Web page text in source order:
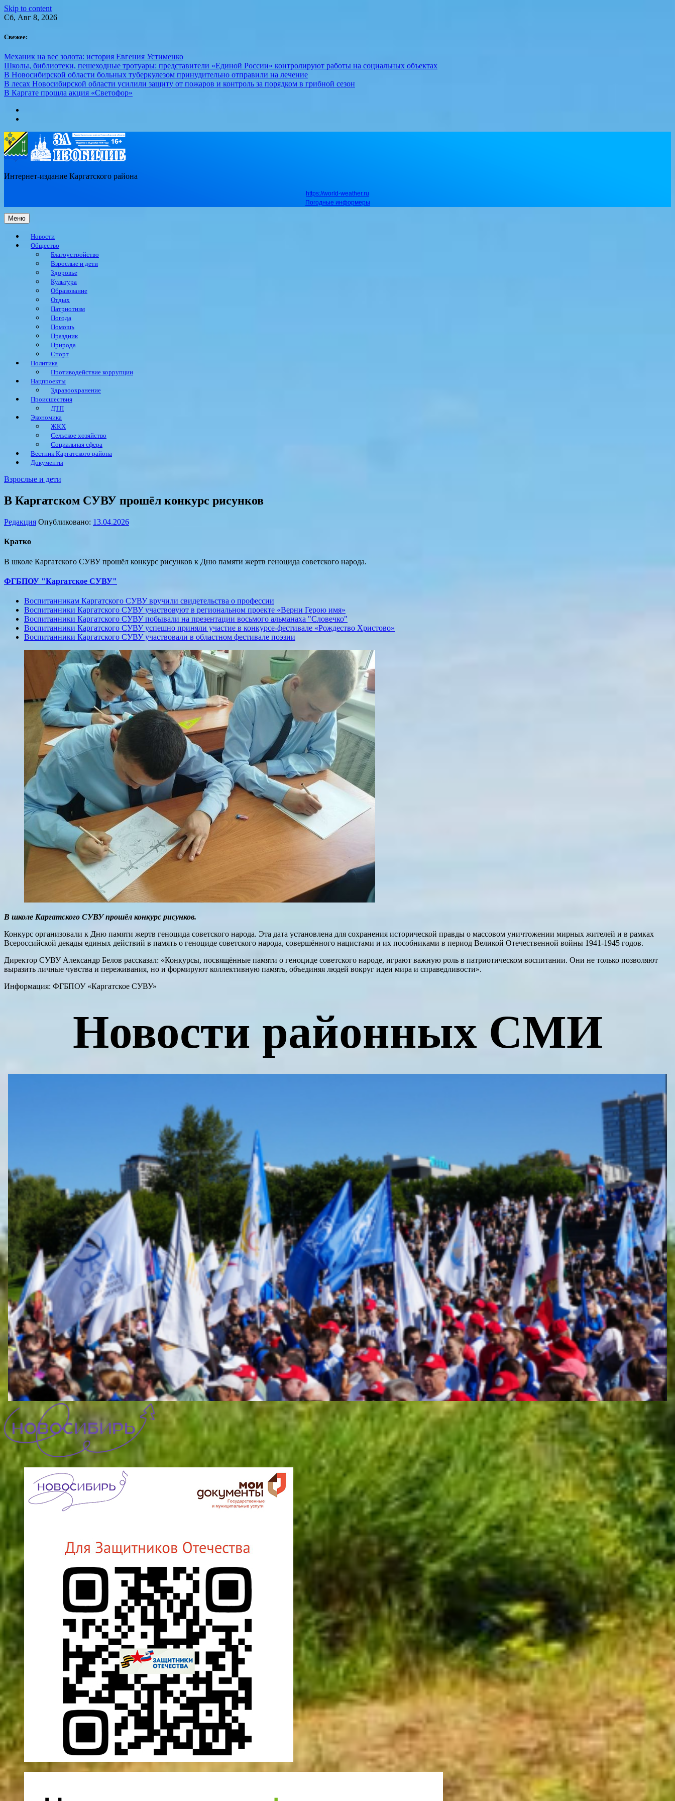
Skip to content
Сб, Авг 8, 2026
Свежее:
Механик на вес золота: история Евгения Устименко
Школы, библиотеки, пешеходные тротуары: представители «Единой России» контролируют работы на социальных объектах
В Новосибирской области больных туберкулезом принудительно отправили на лечение
В лесах Новосибирской области усилили защиту от пожаров и контроль за порядком в грибной сезон
В Каргате прошла акция «Светофор»
Интернет-издание Каргатского района
https://world-weather.ru
Погодные информеры
Меню
Новости
Общество
Благоустройство
Взрослые и дети
Здоровье
Культура
Образование
Отдых
Патриотизм
Погода
Помощь
Праздник
Природа
Спорт
Политика
Противодействие коррупции
Нацпроекты
Здравоохранение
Происшествия
ДТП
Экономика
ЖКХ
Сельское хозяйство
Социальная сфера
Вестник Каргатского района
Документы
Взрослые и дети
В Каргатском СУВУ прошёл конкурс рисунков
Редакция Опубликовано: 13.04.2026
Кратко
В школе Каргатского СУВУ прошёл конкурс рисунков к Дню памяти жертв геноцида советского народа.
ФГБПОУ "Каргатское СУВУ"
Воспитанникам Каргатского СУВУ вручили свидетельства о профессии
Воспитанники Каргатского СУВУ участвовуют в региональном проекте «Верни Герою имя»
Воспитанники Каргатского СУВУ побывали на презентации восьмого альманаха "Словечко"
Воспитанники Каргатского СУВУ успешно приняли участие в конкурсе-фестивале «Рождество Христово»
Воспитанники Каргатского СУВУ участвовали в областном фестивале поэзии
В школе Каргатского СУВУ прошёл конкурс рисунков.
Конкурс организовали к Дню памяти жертв геноцида советского народа. Эта дата установлена для сохранения исторической правды о массовом уничтожении мирных жителей и в рамках
Всероссийской декады единых действий в память о геноциде советского народа, совершённого нацистами и их пособниками в период Великой Отечественной войны 1941-1945 годов.
Директор СУВУ Александр Белов рассказал: «Конкурсы, посвящённые памяти о геноциде советского народе, играют важную роль в патриотическом воспитании. Они не только позволяют
выразить личные чувства и переживания, но и формируют коллективную память, объединяя людей вокруг идеи мира и справедливости».
Информация: ФГБПОУ «Каргатское СУВУ»